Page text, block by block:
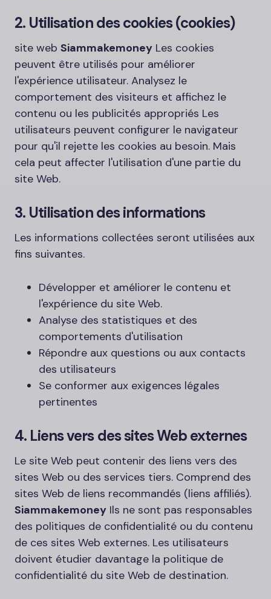
2. Utilisation des cookies (cookies)
site web Siammakemoney Les cookies
peuvent être utilisés pour améliorer
l'expérience utilisateur. Analysez le
comportement des visiteurs et affichez le
contenu ou les publicités appropriés Les
utilisateurs peuvent configurer le navigateur
pour qu'il rejette les cookies au besoin. Mais
cela peut affecter l'utilisation d'une partie du
site Web.
3. Utilisation des informations
Les informations collectées seront utilisées aux
fins suivantes.
Développer et améliorer le contenu et
l'expérience du site Web.
Analyse des statistiques et des
comportements d'utilisation
Répondre aux questions ou aux contacts
des utilisateurs
Se conformer aux exigences légales
pertinentes
4. Liens vers des sites Web externes
Le site Web peut contenir des liens vers des
sites Web ou des services tiers. Comprend des
sites Web de liens recommandés (liens affiliés).
Siammakemoney Ils ne sont pas responsables
des politiques de confidentialité ou du contenu
de ces sites Web externes. Les utilisateurs
doivent étudier davantage la politique de
confidentialité du site Web de destination.